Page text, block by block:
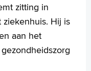
zitting in
Hij is
aan het